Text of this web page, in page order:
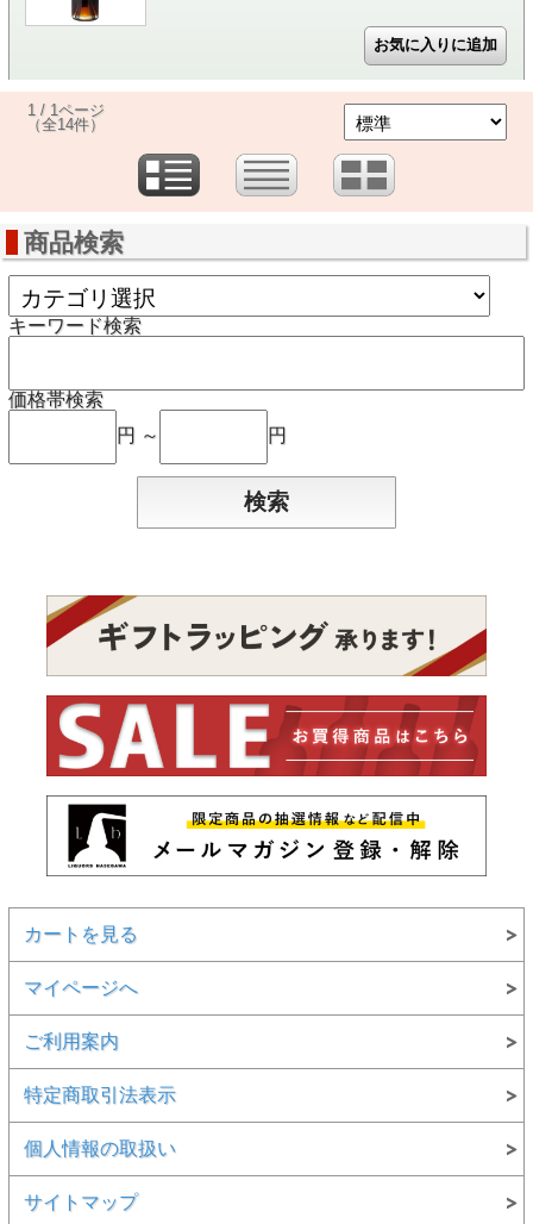
1 / 1ページ
（全14件）
商品検索
キーワード検索
価格帯検索
円 ～
円
カートを見る
マイページへ
ご利用案内
特定商取引法表示
個人情報の取扱い
サイトマップ